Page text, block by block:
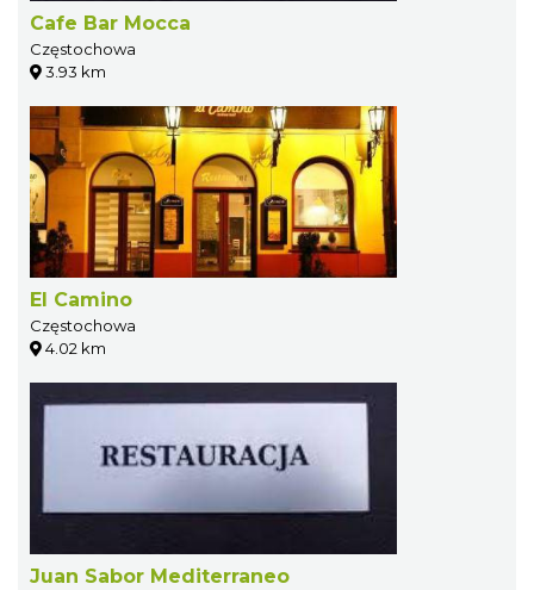
Cafe Bar Mocca
Częstochowa
3.93 km
El Camino
Częstochowa
4.02 km
Juan Sabor Mediterraneo